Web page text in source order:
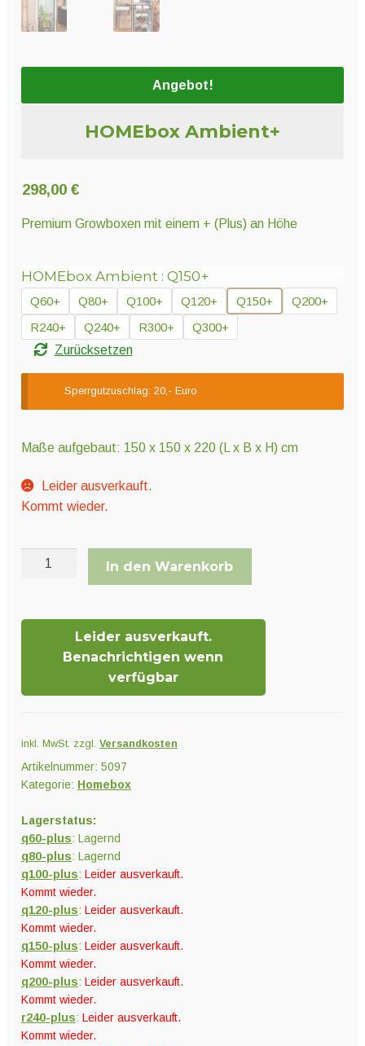
Pflanzenschutz und Biozide
Gartengeräte
Angebot!
HOMEbox Ambient+
298,00 €
Premium Growboxen mit einem + (Plus) an Höhe
HOMEbox Ambient Q150+
Q60+ Q80+ Q100+ Q120+ Q150+
Q200+
R240+
Q240+ R300+
Q300+
Zurücksetzen
Sperrgutzuschlag: 20,- Euro
Maße aufgebaut: 150 x 150 x 220 (L x B x H) cm
Leider ausverkauft.
Kommt wieder.
HOMEbox
In den Warenkorb
Leider ausverkauft.
Benachrichtigen wenn
verfügbar
inkl. MwSt. zzgl. Versandkosten
Artikelnummer: 5097
Kategorie: Homebox
Lagerstatus:
q60-plus: Lagernd
q80-plus: Lagernd
q100-plus: Leider ausverkauft.
Kommt wieder.
q120-plus: Leider ausverkauft.
Kommt wieder.
q150-plus: Leider ausverkauft.
Kommt wieder.
q200-plus: Leider ausverkauft.
Kommt wieder.
r240-plus: Leider ausverkauft.
Kommt wieder.